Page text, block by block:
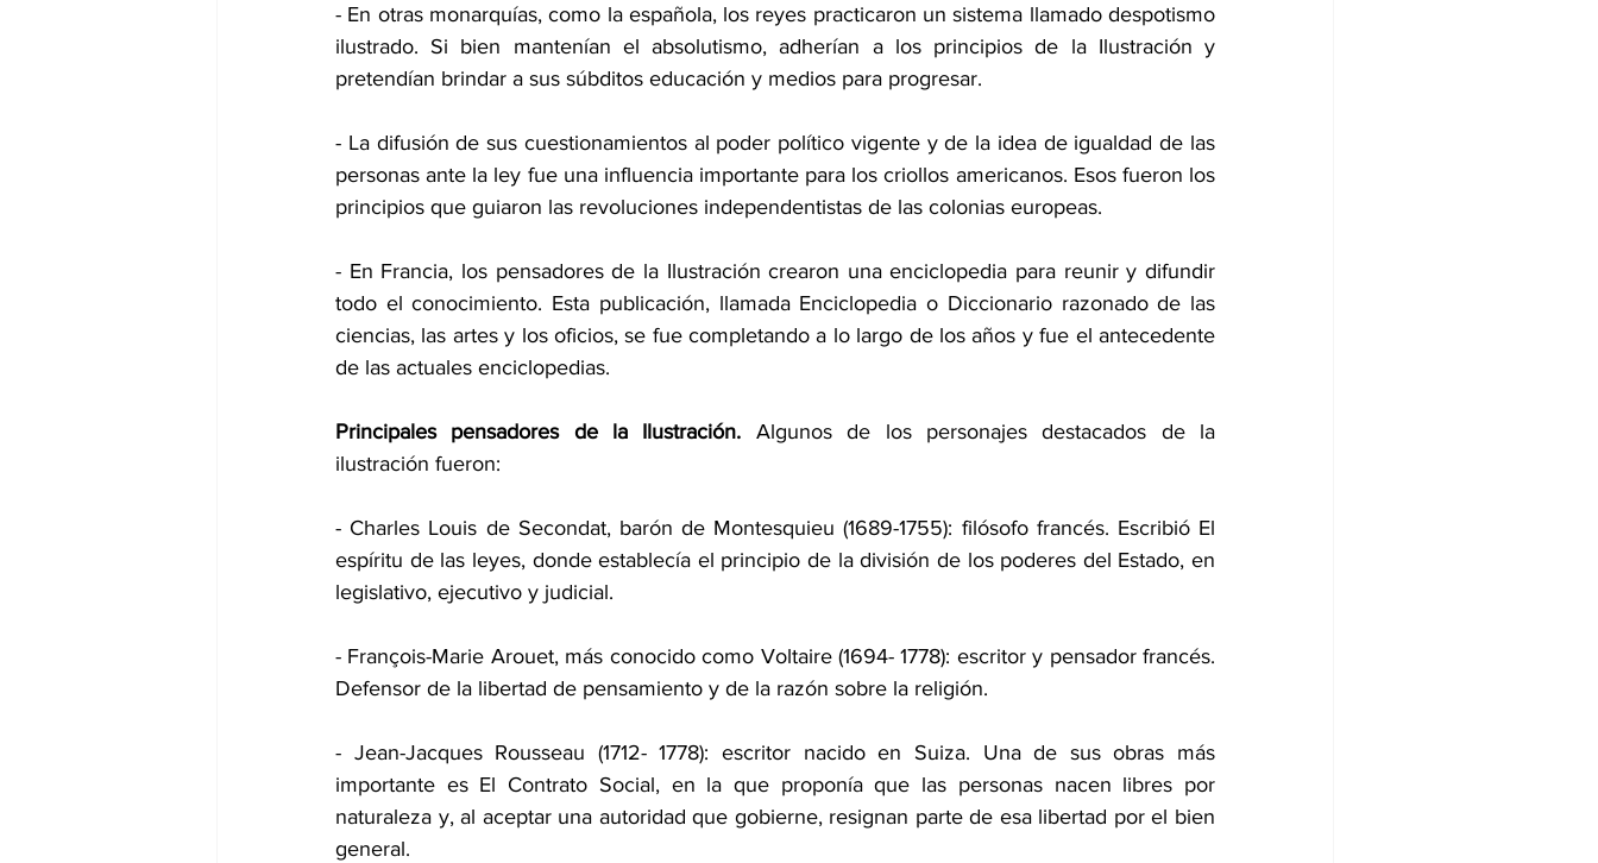
- En otras monarquías, como la española, los reyes practicaron un sistema llamado despotismo
ilustrado. Si bien mantenían el absolutismo, adherían a los principios de la Ilustración y
pretendían brindar a sus súbditos educación y medios para progresar.
- La difusión de sus cuestionamientos al poder político vigente y de la idea de igualdad de las
personas ante la ley fue una influencia importante para los criollos americanos. Esos fueron los
principios que guiaron las revoluciones independentistas de las colonias europeas.
- En Francia, los pensadores de la Ilustración crearon una enciclopedia para reunir y difundir
todo el conocimiento. Esta publicación, llamada Enciclopedia o Diccionario razonado de las
ciencias, las artes y los oficios, se fue completando a lo largo de los años y fue el antecedente
de las actuales enciclopedias.
Principales pensadores de la Ilustración. Algunos de los personajes destacados de la
ilustración fueron:
- Charles Louis de Secondat, barón de Montesquieu (1689-1755): filósofo francés. Escribió El
espíritu de las leyes, donde establecía el principio de la división de los poderes del Estado, en
legislativo, ejecutivo y judicial.
- François-Marie Arouet, más conocido como Voltaire (1694- 1778): escritor y pensador francés.
Defensor de la libertad de pensamiento y de la razón sobre la religión.
- Jean-Jacques Rousseau (1712- 1778): escritor nacido en Suiza. Una de sus obras más
importante es El Contrato Social, en la que proponía que las personas nacen libres por
naturaleza y, al aceptar una autoridad que gobierne, resignan parte de esa libertad por el bien
general.